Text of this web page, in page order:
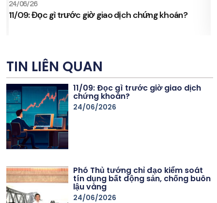
24/06/26
11/09: Đọc gì trước giờ giao dịch chứng khoán?
TIN LIÊN QUAN
11/09: Đọc gì trước giờ giao dịch
chứng khoán?
24/06/2026
Phó Thủ tướng chỉ đạo kiểm soát
tín dụng bất động sản, chống buôn
lậu vàng
24/06/2026